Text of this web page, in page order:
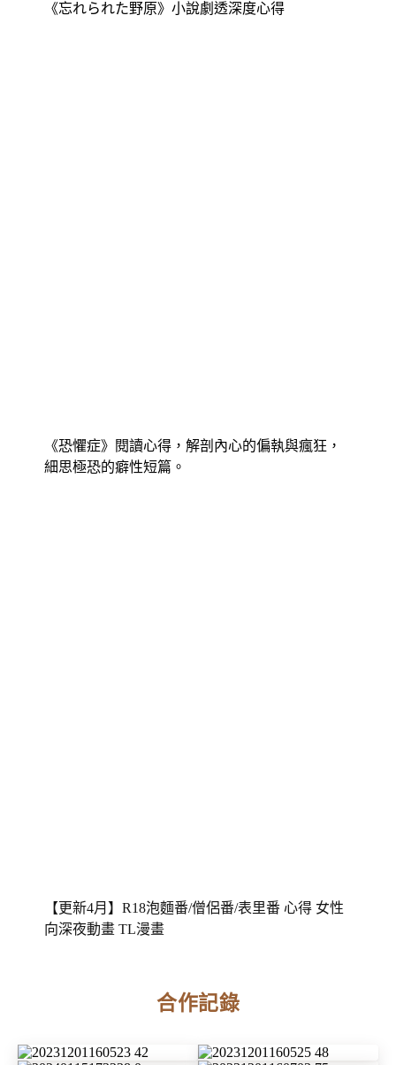
《忘れられた野原》小說劇透深度心得
《恐懼症》閱讀心得，解剖內心的偏執與瘋狂，
細思極恐的癖性短篇。
【更新4月】R18泡麵番/僧侶番/表里番 心得 女性
向深夜動畫 TL漫畫
合作記錄